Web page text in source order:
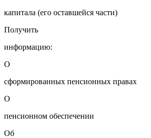
капитала (его оставшейся части)
Получить
информацию:
О
сформированных пенсионных правах
О
пенсионном обеспечении
Об